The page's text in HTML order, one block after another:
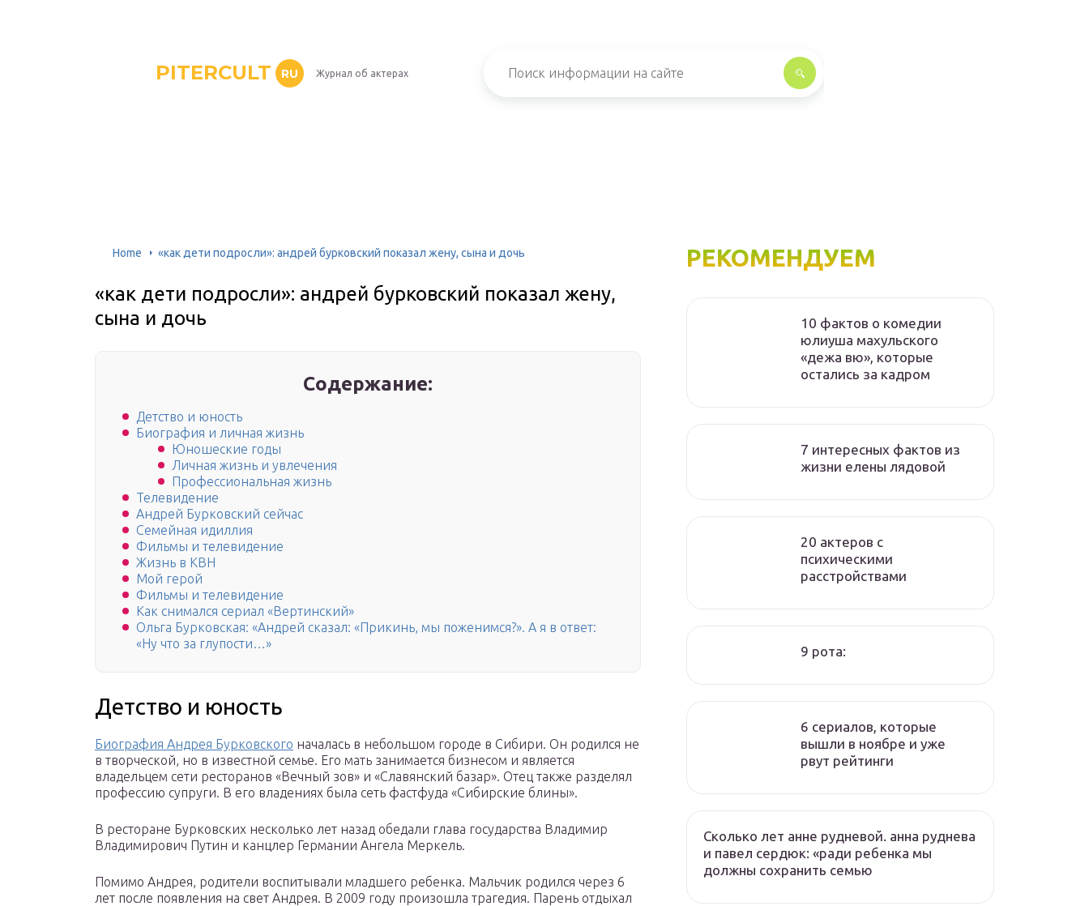
PITERCULT RU Журнал об актерах
Home «как дети подросли»: андрей бурковский показал жену, сына и дочь
«как дети подросли»: андрей бурковский показал жену,
сына и дочь
Содержание:
Детство и юность
Биография и личная жизнь
Юношеские годы
Личная жизнь и увлечения
Профессиональная жизнь
Телевидение
Андрей Бурковский сейчас
Семейная идиллия
Фильмы и телевидение
Жизнь в КВН
Мой герой
Фильмы и телевидение
Как снимался сериал «Вертинский»
Ольга Бурковская: «Андрей сказал: «Прикинь, мы поженимся?». А я в ответ:
«Ну что за глупости…»
Детство и юность
Биография Андрея Бурковского началась в небольшом городе в Сибири. Он родился не
в творческой, но в известной семье. Его мать занимается бизнесом и является
владельцем сети ресторанов «Вечный зов» и «Славянский базар». Отец также разделял
профессию супруги. В его владениях была сеть фастфуда «Сибирские блины».
В ресторане Бурковских несколько лет назад обедали глава государства Владимир
Владимирович Путин и канцлер Германии Ангела Меркель.
Помимо Андрея, родители воспитывали младшего ребенка. Мальчик родился через 6
лет после появления на свет Андрея. В 2009 году произошла трагедия. Парень отдыхал
РЕКОМЕНДУЕМ
10 фактов о комедии
юлиуша махульского
«дежа вю», которые
остались за кадром
7 интересных фактов из
жизни елены лядовой
20 актеров с
психическими
расстройствами
9 рота:
6 сериалов, которые
вышли в ноябре и уже
рвут рейтинги
Сколько лет анне рудневой. анна руднева
и павел сердюк: «ради ребенка мы
должны сохранить семью